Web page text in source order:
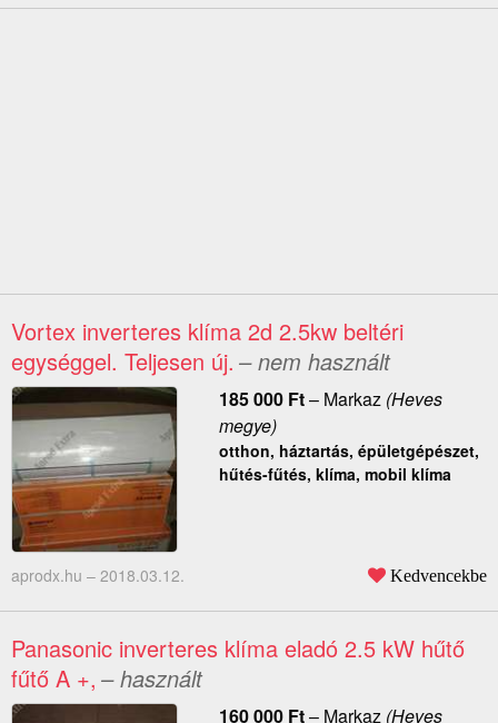
Vortex inverteres klíma 2d 2.5kw beltéri
egységgel. Teljesen új. – nem használt
185 000 Ft– Markaz(Heves
megye)
otthon, háztartás, épületgépészet,
hűtés-fűtés, klíma, mobil klíma
aprodx.hu – 2018.03.12. Kedvencekbe
Panasonic inverteres klíma eladó 2.5 kW hűtő
fűtő A +, – használt
160 000 Ft– Markaz(Heves